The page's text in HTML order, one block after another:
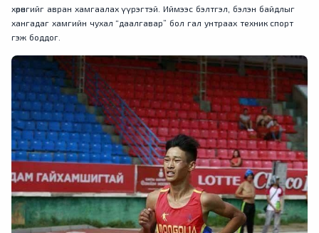
хөрөнгийг авран хамгаалах үүрэгтэй. Иймээс бэлтгэл, бэлэн байдлыг
хангадаг хамгийн чухал “даалгавар” бол гал унтраах техник спорт
гэж боддог.